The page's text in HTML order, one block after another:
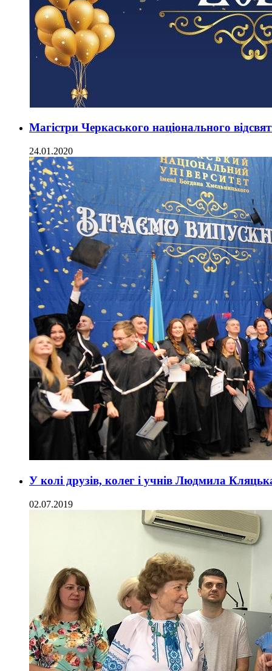
Магістри Черкаського національного
24.01.2020
У колі друзів, колег і учнів Людмила
02.07.2019